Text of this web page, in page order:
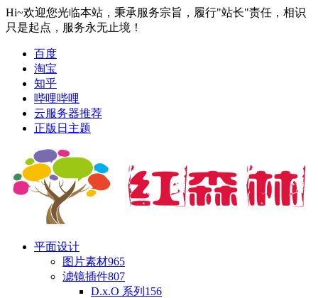
Hi~欢迎您光临本站，秉承服务宗旨，履行"站长"责任，相识
只是起点，服务永无止境！
百度
淘宝
知乎
哔哩哔哩
云服务器推荐
正版日主题
平面设计
图片素材965
滤镜插件807
D.x.O 系列 156